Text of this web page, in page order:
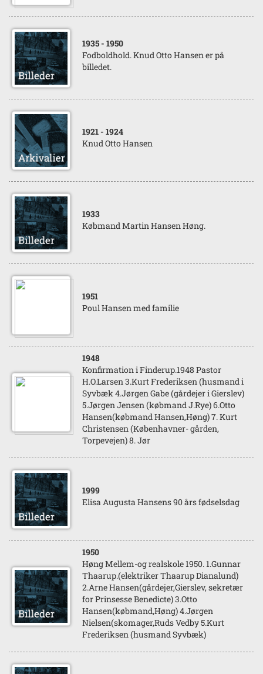
1935 - 1950
Fodboldhold. Knud Otto Hansen er på
billedet.
1921 - 1924
Knud Otto Hansen
1933
Købmand Martin Hansen Høng.
1951
Poul Hansen med familie
1948
Konfirmation i Finderup.1948 Pastor
H.O.Larsen 3.Kurt Frederiksen (husmand i
Syvbæk 4.Jørgen Gabe (gårdejer i Gierslev)
5.Jørgen Jensen (købmand J.Rye) 6.Otto
Hansen(købmand Hansen,Høng) 7. Kurt
Christensen (Københavner- gården,
Torpevejen) 8. Jør
1999
Elisa Augusta Hansens 90 års fødselsdag
1950
Høng Mellem-og realskole 1950. 1.Gunnar
Thaarup.(elektriker Thaarup Dianalund)
2.Arne Hansen(gårdejer,Gierslev, sekretær
for Prinsesse Benedicte) 3.Otto
Hansen(købmand,Høng) 4.Jørgen
Nielsen(skomager,Ruds Vedby 5.Kurt
Frederiksen (husmand Syvbæk)